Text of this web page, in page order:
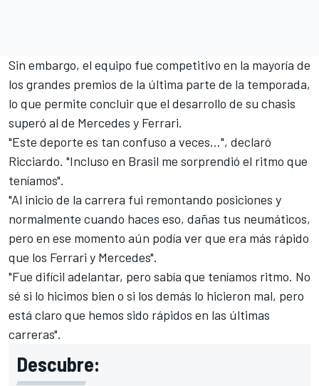
Sin embargo, el equipo fue competitivo en la mayoría de
los grandes premios de la última parte de la temporada,
lo que permite concluir que el desarrollo de su chasis
superó al de Mercedes y Ferrari.
"Este deporte es tan confuso a veces...", declaró
Ricciardo. "Incluso en Brasil me sorprendió el ritmo que
teníamos".
"Al inicio de la carrera fui remontando posiciones y
normalmente cuando haces eso, dañas tus neumáticos,
pero en ese momento aún podía ver que era más rápido
que los Ferrari y Mercedes".
"Fue difícil adelantar, pero sabía que teníamos ritmo. No
sé si lo hicimos bien o si los demás lo hicieron mal, pero
está claro que hemos sido rápidos en las últimas
carreras".
Descubre: